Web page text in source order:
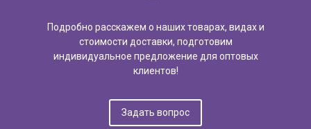
Подробно расскажем о наших товарах, видах и
стоимости доставки, подготовим
индивидуальное предложение для оптовых
клиентов!
Задать вопрос